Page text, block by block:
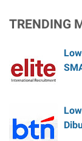
TRENDING